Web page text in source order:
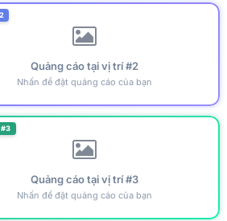
Quảng cáo tại vị trí #2
Nhấn để đặt quảng cáo của bạn
Quảng cáo tại vị trí #3
Nhấn để đặt quảng cáo của bạn